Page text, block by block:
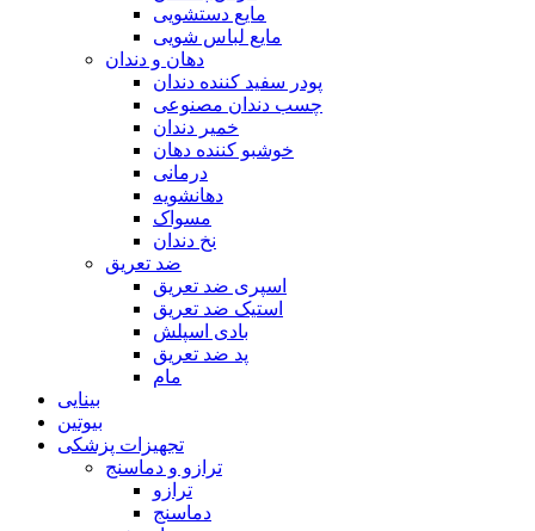
مایع دستشویی
مایع لباس شویی
دهان و دندان
پودر سفید کننده دندان
چسب دندان مصنوعی
خمیر دندان
خوشبو کننده دهان
درمانی
دهانشویه
مسواک
نخ دندان
ضد تعریق
اسپری ضد تعریق
استیک ضد تعریق
بادی اسپلش
پد ضد تعریق
مام
بینایی
بیوتین
تجهیزات پزشکی
ترازو و دماسنج
ترازو
دماسنج